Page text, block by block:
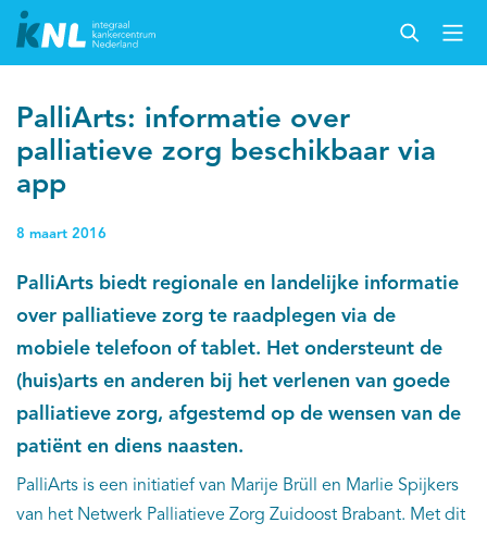
PalliArts: informatie over
palliatieve zorg beschikbaar via
app
8 maart 2016
PalliArts biedt regionale en landelijke informatie
over palliatieve zorg te raadplegen via de
mobiele telefoon of tablet. Het ondersteunt de
(huis)arts en anderen bij het verlenen van goede
palliatieve zorg, afgestemd op de wensen van de
patiënt en diens naasten.
PalliArts is een initiatief van Marije Brüll en Marlie Spijkers
van het Netwerk Palliatieve Zorg Zuidoost Brabant. Met dit